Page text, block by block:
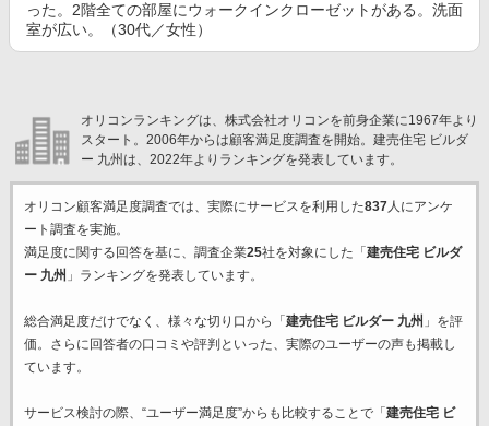
った。2階全ての部屋にウォークインクローゼットがある。洗面
室が広い。（30代／女性）
オリコンランキングは、株式会社オリコンを前身企業に1967年より
スタート。2006年からは顧客満足度調査を開始。建売住宅 ビルダ
ー 九州は、2022年よりランキングを発表しています。
オリコン顧客満足度調査では、実際にサービスを利用した837人にアンケ
ート調査を実施。
満足度に関する回答を基に、調査企業25社を対象にした「 建売住宅 ビルダ
ー 九州 」ランキングを発表しています。
総合満足度だけでなく、様々な切り口から「 建売住宅 ビルダー 九州 」を評
価。さらに回答者の口コミや評判といった、実際のユーザーの声も掲載し
ています。
サービス検討の際、“ユーザー満足度”からも比較することで「 建売住宅 ビ